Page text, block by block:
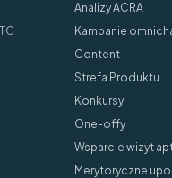
Analizy ACRA
Kampanie
Content
Strefa Produktu
Konkursy
One-offy
Wsparcie wizyt
Merytoryczne